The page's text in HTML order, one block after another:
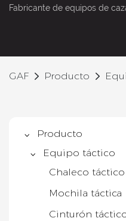
Fabricante de equipos de
GAF Producto
Producto
Equipo táctico
Chaleco táctico
Mochila táctica
Cinturón